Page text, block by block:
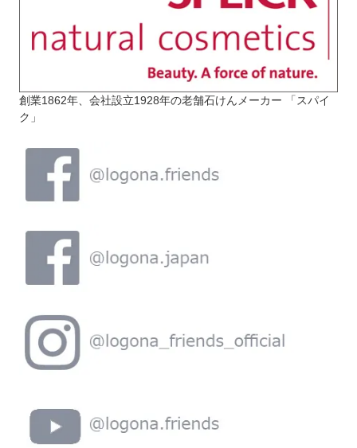
創業1862年、会社設立1928年の老舗石けんメーカー 「スパイ
ク」